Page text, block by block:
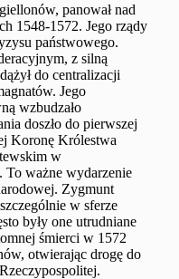
panował nad
1548-1572. Jego rządy
państwowego.
z silną
do centralizacji
Jego
wzbudzało
doszło do pierwszej
Koronę Królestwa
w
To ważne wydarzenie
Zygmunt
w sferze
były one utrudniane
śmierci w 1572
otwierając drogę do